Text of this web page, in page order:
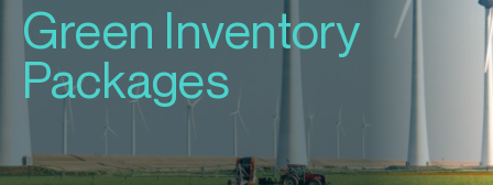
Green Inventory
Packages